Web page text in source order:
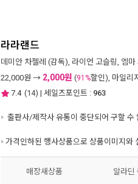
라라랜드
데미안 차젤레 (감독), 라이언 고슬링, 엠마
22,000원 → 2,000원 (91%할인), 마일리지
7.4 (14) | 세일즈포인트 : 963
출판사/제작사 유통이 중단되어 구할 수
가격인하된 행사상품으로 상품이미지와
매장새상품 알라딘